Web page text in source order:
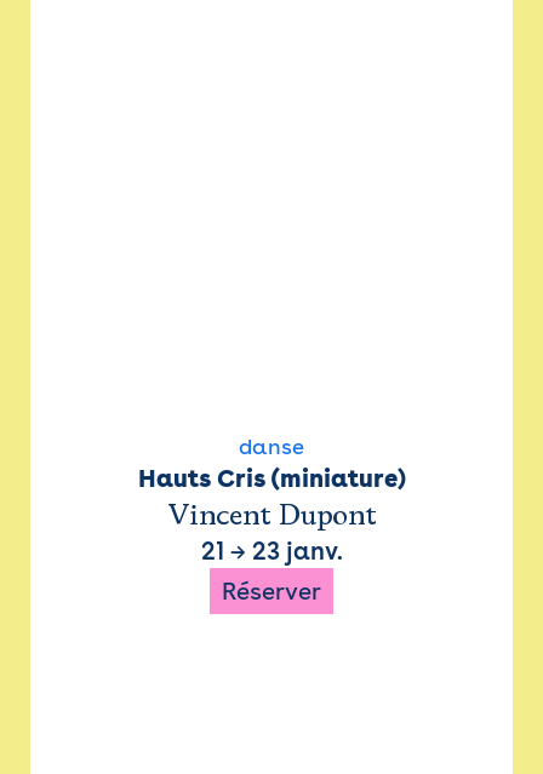
danse
Hauts Cris (miniature)
Vincent Dupont
21 → 23 janv.
Réserver